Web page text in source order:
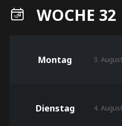
WOCHE 32
Montag 3. August
Dienstag 4. August